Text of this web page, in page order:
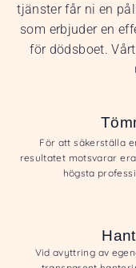
tjänster får ni en
som erbjuder en
för dödsboet.
För att säkerställa
resultatet motsvarar
högsta
Vid avyttring av